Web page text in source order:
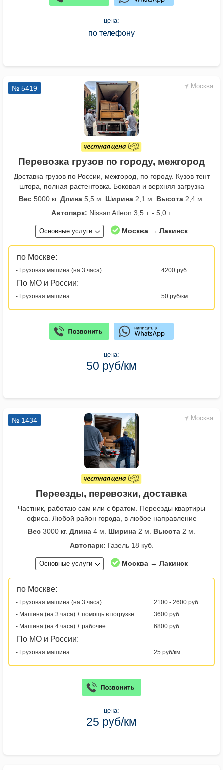
цена:
по телефону
Москва
№ 5419
Перевозка грузов по городу, межгород
Доставка грузов по России, межгород, по городу. Кузов тент
штора, полная растентовка. Боковая и верхняя загрузка
Вес 5000 кг. Длина 5,5 м. Ширина 2,1 м. Высота 2,4 м.
Автопарк: Nissan Atleon 3,5 т. - 5,0 т.
Основные услуги Москва → Лакинск
по Москве:
- Грузовая машина (на 3 часа) 4200 руб.
По МО и России:
- Грузовая машина 50 руб/км
цена:
50 руб/км
Москва
№ 1434
Переезды, перевозки, доставка
Частник, работаю сам или с братом. Переезды квартиры
офиса. Любой район города, в любое направление
Вес 3000 кг. Длина 4 м. Ширина 2 м. Высота 2 м.
Автопарк: Газель 18 куб.
Основные услуги Москва → Лакинск
по Москве:
- Грузовая машина (на 3 часа)
2100 - 2600 руб.
- Машина (на 3 часа) + помощь в погрузке
3600 руб.
- Машина (на 4 часа) + рабочие
6800 руб.
По МО и России:
- Грузовая машина 25 руб/км
цена:
25 руб/км